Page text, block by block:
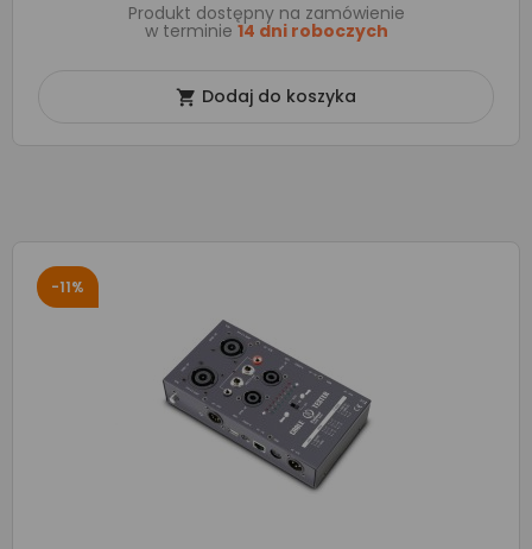
Produkt dostępny na zamówienie
w terminie 14 dni roboczych
 Dodaj do koszyka
-11%